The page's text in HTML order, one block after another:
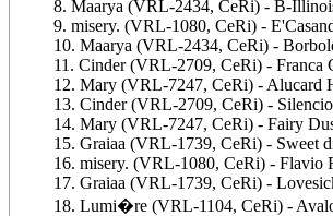
8. Maarya (VRL-2434, CeRi) - B-
9. misery. (VRL-1080, CeRi) -
10. Maarya (VRL-2434, CeRi) -
11. Cinder (VRL-2709, CeRi) - Franca
12. Mary (VRL-7247, CeRi) - Alucard
13. Cinder (VRL-2709, CeRi) -
14. Mary (VRL-7247, CeRi) - Fairy
15. Graiaa (VRL-1739, CeRi) - Sweet
16. misery. (VRL-1080, CeRi) - Flavio
17. Graiaa (VRL-1739, CeRi) -
18. Lumi�re (VRL-1104, CeRi) -